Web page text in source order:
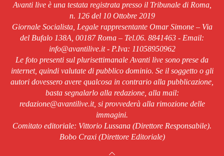
Avanti live è una testata registrata presso il Tribunale di Roma,
n. 126 del 10 Ottobre 2019
Giornale Socialista, Legale rappresentante Omar Simone – Via
del Bufalo 138A, 00187 Roma – Tel.06. 8841463 - Email:
info@avantilive.it - P.Iva: 11058950962
Le foto presenti sul plurisettimanale Avanti live sono prese da
internet, quindi valutate di pubblico dominio. Se il soggetto o gli
autori dovessero avere qualcosa in contrario alla pubblicazione,
basta segnalarlo alla redazione, alla mail:
redazione@avantilive.it, si provvederà alla rimozione delle
immagini.
Comitato editoriale: Vittorio Lussana (Direttore Responsabile).
Bobo Craxi (Direttore Editoriale)